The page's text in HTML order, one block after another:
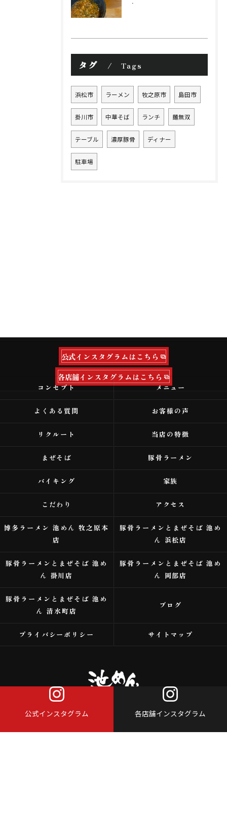
タグ Tags
浜松市 ラーメン 牧之原市 島田市
掛川市 中華そば ランチ 麺無双
テーブル 濃厚豚骨 ディナー
駐車場
公式インスタグラム 各店舗インスタグラム
公式インスタグラムはこちら
各店舗インスタグラムはこちら
コンセプト メニュー
よくある質問 お客様の声
リクルート 当店の特徴
まぜそば 豚骨ラーメン
バイキング 家族
こだわり アクセス
博多ラーメン 池めん 牧之原本
店
豚骨ラーメンとまぜそば 池め
ん 浜松店
豚骨ラーメンとまぜそば 池め
ん 掛川店
豚骨ラーメンとまぜそば 池め
ん 岡部店
豚骨ラーメンとまぜそば 池め
ん 清水町店
ブログ
プライバシーポリシー サイトマップ